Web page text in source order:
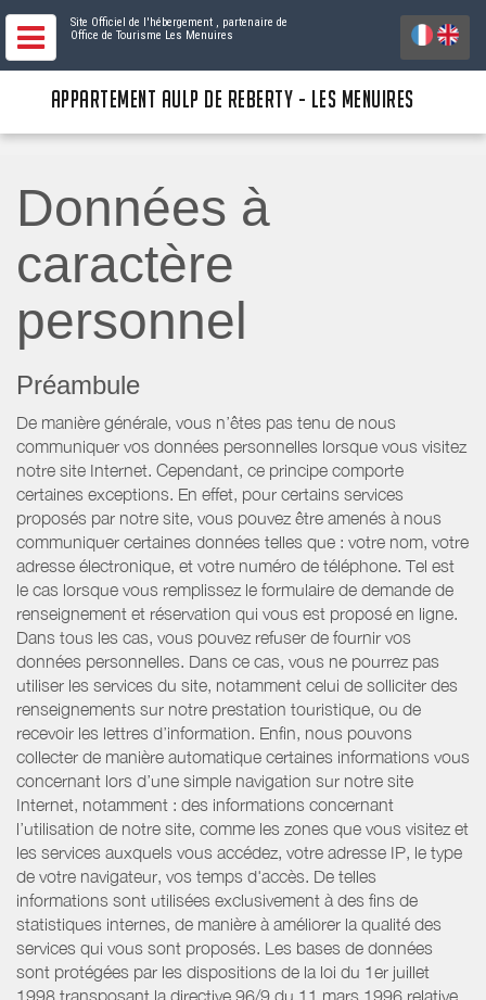
Site Officiel de l'hébergement , partenaire de
Office de Tourisme Les Menuires
APPARTEMENT AULP DE REBERTY - LES MENUIRES
Données à
caractère
personnel
Préambule
De manière générale, vous n’êtes pas tenu de nous
communiquer vos données personnelles lorsque vous visitez
notre site Internet. Cependant, ce principe comporte
certaines exceptions. En effet, pour certains services
proposés par notre site, vous pouvez être amenés à nous
communiquer certaines données telles que : votre nom, votre
adresse électronique, et votre numéro de téléphone. Tel est
le cas lorsque vous remplissez le formulaire de demande de
renseignement et réservation qui vous est proposé en ligne.
Dans tous les cas, vous pouvez refuser de fournir vos
données personnelles. Dans ce cas, vous ne pourrez pas
utiliser les services du site, notamment celui de solliciter des
renseignements sur notre prestation touristique, ou de
recevoir les lettres d’information. Enfin, nous pouvons
collecter de manière automatique certaines informations vous
concernant lors d’une simple navigation sur notre site
Internet, notamment : des informations concernant
l’utilisation de notre site, comme les zones que vous visitez et
les services auxquels vous accédez, votre adresse IP, le type
de votre navigateur, vos temps d'accès. De telles
informations sont utilisées exclusivement à des fins de
statistiques internes, de manière à améliorer la qualité des
services qui vous sont proposés. Les bases de données
sont protégées par les dispositions de la loi du 1er juillet
1998 transposant la directive 96/9 du 11 mars 1996 relative